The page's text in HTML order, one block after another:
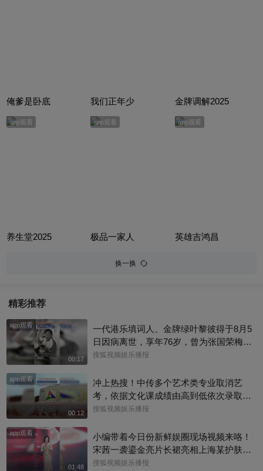
俺爹是卧底 我们正年少 金牌调解2025
app观看
养生堂2025
app观看
极品一家人
app观看
英雄吉鸿昌
换一换
精彩推荐
app观看
00:17
一代港乐填词人、金牌绿叶黎彼得于8月5
日因病离世，享年76岁，曾为张国荣梅艳
芳歌曲填词，也曾参演《逃学威龙》《鹿
填词到幕前演戏，他把自己活成了香港流
行文化的一个符号。一路走好！
搜狐视频娱乐播报
app观看
00:12
冲上热搜！中传多个艺术类专业取消艺
考，依据文化课成绩由高到低依次录取，
校方工作人员回复称：并不是取消艺考，
搜狐视频娱乐播报
app观看
01:48
小编带着今日份新鲜娱圈现场视频来咯！
宋茜一袭鎏金亮片长裙亮相上海某护肤品
牌举办的新品发布会，活动上，她教学护
搜狐视频娱乐播报